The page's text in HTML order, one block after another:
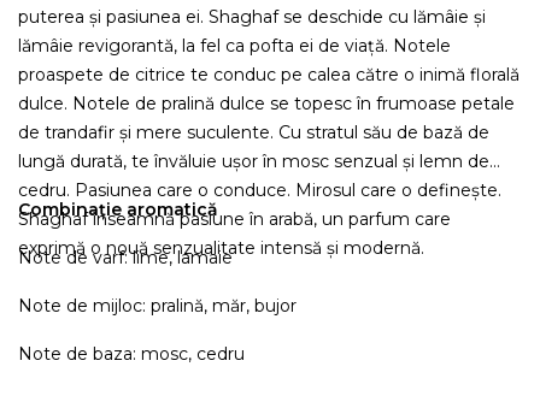
puterea și pasiunea ei. Shaghaf se deschide cu lămâie și
lămâie revigorantă, la fel ca pofta ei de viață. Notele
proaspete de citrice te conduc pe calea către o inimă florală
dulce. Notele de pralină dulce se topesc în frumoase petale
de trandafir și mere suculente. Cu stratul său de bază de
lungă durată, te învăluie ușor în mosc senzual și lemn de
cedru. Pasiunea care o conduce. Mirosul care o definește.
Shaghaf înseamnă pasiune în arabă, un parfum care
exprimă o nouă senzualitate intensă și modernă.
Combinație aromatică
Note de varf: lime, lamaie
Note de mijloc: pralină, măr, bujor
Note de baza: mosc, cedru